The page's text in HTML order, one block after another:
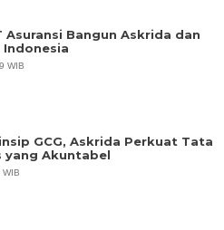
Asuransi Bangun Askrida dan
Indonesia
WIB
GCG, Askrida Perkuat Tata
yang Akuntabel